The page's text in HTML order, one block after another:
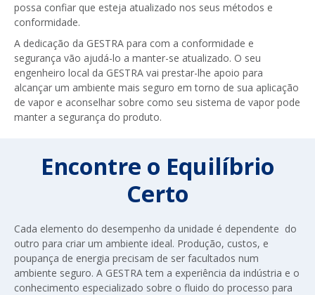
possa confiar que esteja atualizado nos seus métodos e
conformidade.
A dedicação da GESTRA para com a conformidade e
segurança vão ajudá-lo a manter-se atualizado. O seu
engenheiro local da GESTRA vai prestar-lhe apoio para
alcançar um ambiente mais seguro em torno de sua aplicação
de vapor e aconselhar sobre como seu sistema de vapor pode
manter a segurança do produto.
Encontre o Equilíbrio
Certo
Cada elemento do desempenho da unidade é dependente do
outro para criar um ambiente ideal. Produção, custos, e
poupança de energia precisam de ser facultados num
ambiente seguro. A GESTRA tem a experiência da indústria e o
conhecimento especializado sobre o fluido do processo para